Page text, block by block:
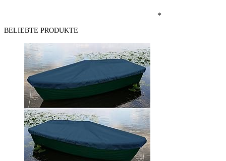
*
BELIEBTE PRODUKTE